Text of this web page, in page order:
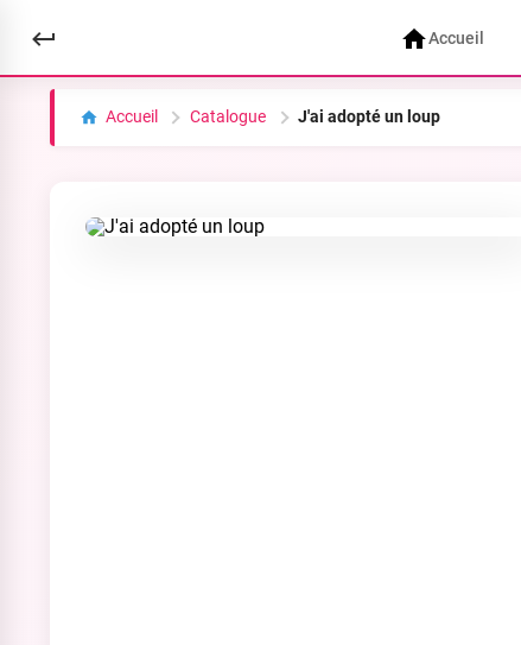
Accueil
Accueil Catalogue J'ai adopté un loup